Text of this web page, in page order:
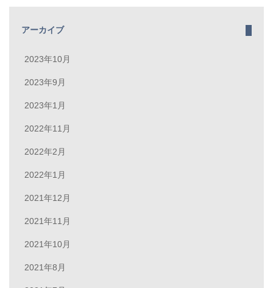
アーカイブ
2023年10月
2023年9月
2023年1月
2022年11月
2022年2月
2022年1月
2021年12月
2021年11月
2021年10月
2021年8月